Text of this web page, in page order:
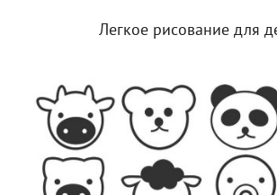
Легкое рисование для